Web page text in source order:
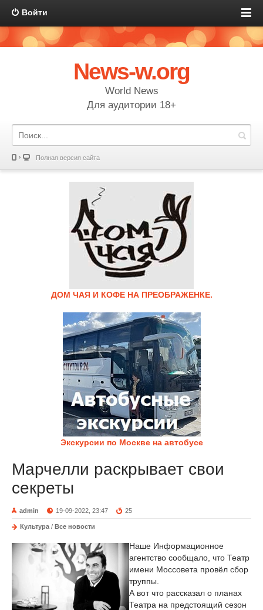
Войти
News-w.org
World News
Для аудитории 18+
Полная версия сайта
ДОМ ЧАЯ И КОФЕ НА ПРЕОБРАЖЕНКЕ.
Экскурсии по Москве на автобусе
Марчелли раскрывает свои
секреты
admin 19-09-2022, 23:47 25
Культура / Все новости
Наше Информационное
агентство сообщало, что Театр
имени Моссовета провёл сбор
труппы.
А вот что рассказал о планах
Театра на предстоящий сезон